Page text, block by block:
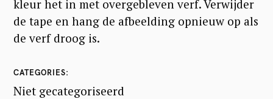
kleur het in met overgebleven verf. Verwijder
de tape en hang de afbeelding opnieuw op als
de verf droog is.
CATEGORIES
Niet gecategoriseerd
: